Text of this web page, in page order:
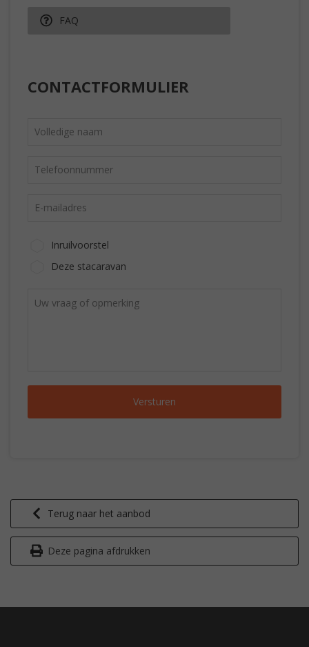
FAQ
CONTACTFORMULIER
Inruilvoorstel
Deze stacaravan
Terug naar het aanbod
Deze pagina afdrukken